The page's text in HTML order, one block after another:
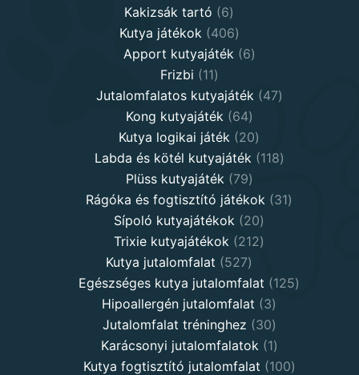
Kakizsák tartó 66
products
Kutya játékok 406406
products
Apport kutyajáték 66
Frizbi 1111
products
Jutalomfalatos kutyajáték 4747
Kong kutyajáték 6464
products
Kutya logikai játék 2020
products
Labda és kötél kutyajáték 118118
Plüss kutyajáték 7979
products
Rágóka és fogtisztító játékok 3131
Sípoló kutyajátékok 2020
products
Trixie kutyajátékok 212212
Kutya jutalomfalat 527527
products
Egészséges kutya jutalomfalat 125125
Hipoallergén jutalomfalat 33
products
Jutalomfalat tréninghez 3030
products
Karácsonyi jutalomfalatok 11
product
Kutya fogtisztító jutalomfalat 100100